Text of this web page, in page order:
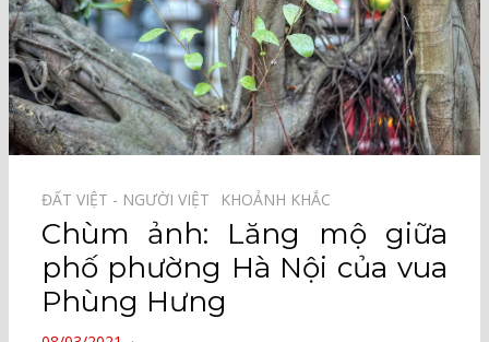
ĐẤT VIỆT - NGƯỜI VIỆT⠀ KHOẢNH KHẮC⠀
Chùm ảnh: Lăng mộ giữa
phố phường Hà Nội của vua
Phùng Hưng